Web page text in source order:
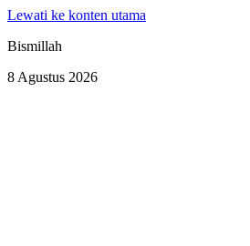
Lewati ke konten utama
Bismillah
8 Agustus 2026